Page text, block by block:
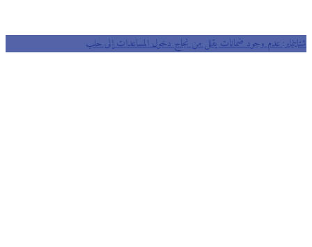
شتاينماير: عدم وجود ضمانات يقلل من نجاح دخول المساعدات إلى حلب